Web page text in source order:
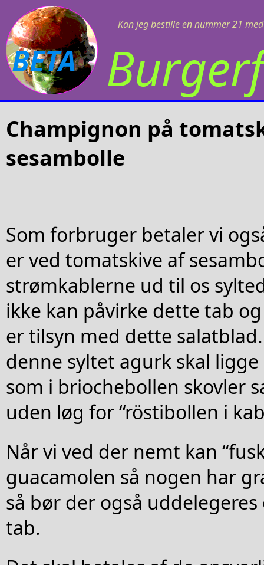
Kan jeg bestille en nummer 21
BETA
Champignon på
sesambolle
Som forbruger betaler vi
er ved tomatskive af
strømkablerne ud til os
ikke kan påvirke dette tab
er tilsyn med dette
denne syltet agurk skal
som i briochebollen skovler
uden løg for “röstibollen i
Når vi ved der nemt kan
guacamolen så nogen har
så bør der også
tab.